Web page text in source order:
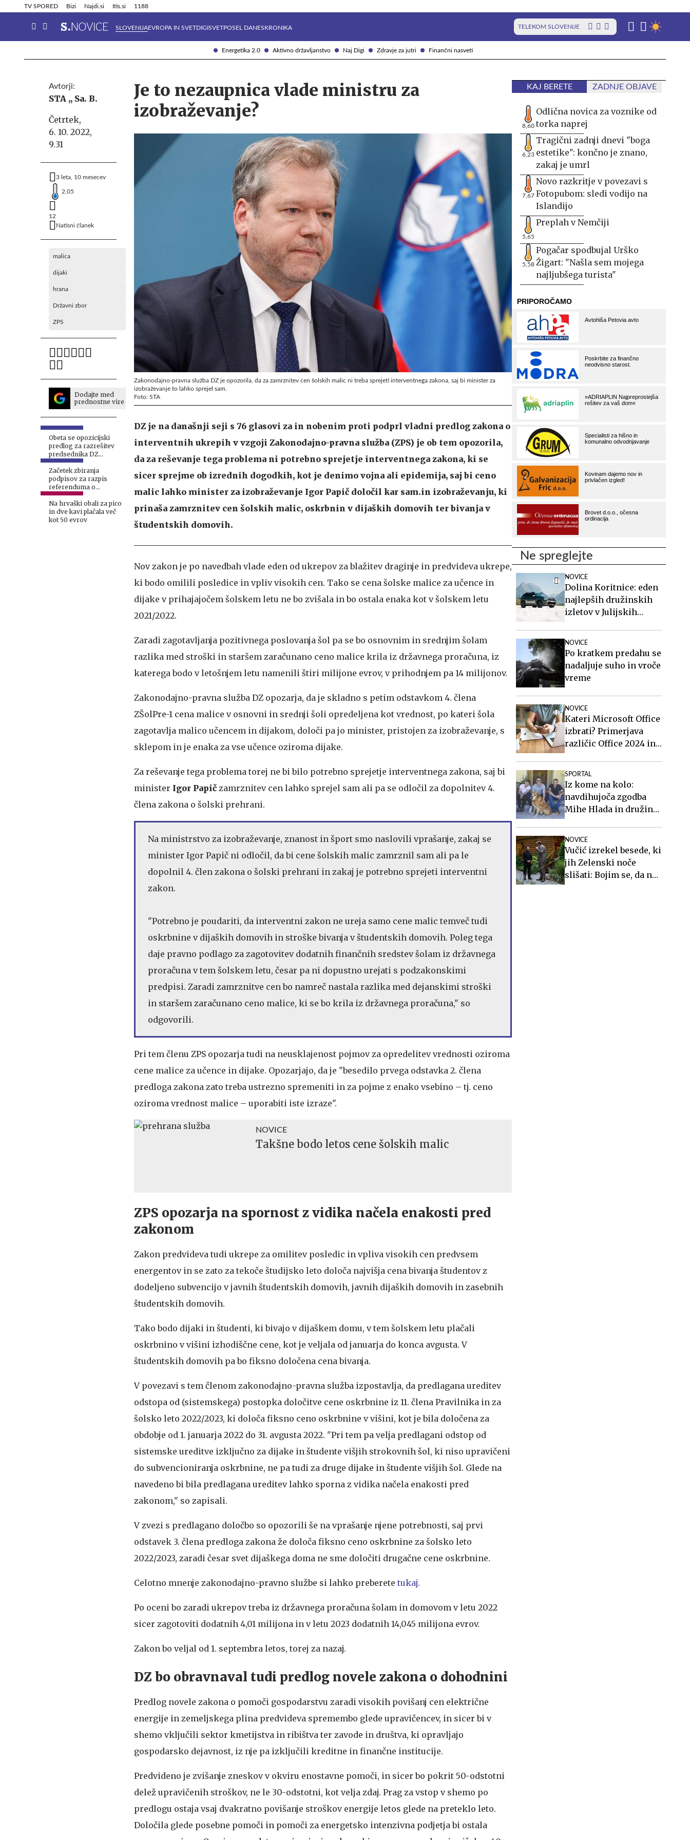
Energetika 2.0 Aktivno državljanstvo Naj Digi Zdravje za jutri Finančni nasveti
TV SPORED Bizi Najdi.si Itis.si 1188
SLOVENIJAEVROPA IN SVETDIGISVETPOSEL DANESKRONIKA TELEKOM SLOVENIJE
Info in obvestila Tehnik
Avtorji:
STA ,, Sa. B.
Četrtek,
6. 10. 2022,
9.31
3 leta, 10 mesecev
2,05
12
Natisni članek
malica
dijaki
hrana
Državni zbor
ZPS
Dodajte med
prednostne vire
Obeta se opozicijski
predlog za razrešitev
predsednika DZ
Stevanovića
Začetek zbiranja
podpisov za razpis
referenduma o
interventnem zakonu 1.
septembra
Na hrvaški obali za pico
in dve kavi plačala več
kot 50 evrov
Je to nezaupnica vlade ministru za
izobraževanje?
Zakonodajno-pravna služba DZ je opozorila, da za zamrznitev cen šolskih malic ni treba sprejeti interventnega zakona, saj bi minister za
izobraževanje to lahko sprejel sam.
Foto: STA
DZ je na današnji seji s 76 glasovi za in nobenim proti podprl vladni predlog zakona o
interventnih ukrepih v vzgoji Zakonodajno-pravna služba (ZPS) je ob tem opozorila,
da za reševanje tega problema ni potrebno sprejetje interventnega zakona, ki se
sicer sprejme ob izrednih dogodkih, kot je denimo vojna ali epidemija, saj bi ceno
malic lahko minister za izobraževanje Igor Papič določil kar sam.in izobraževanju, ki
prinaša zamrznitev cen šolskih malic, oskrbnin v dijaških domovih ter bivanja v
študentskih domovih.
Nov zakon je po navedbah vlade eden od ukrepov za blažitev draginje in predvideva ukrepe,
ki bodo omilili posledice in vpliv visokih cen. Tako se cena šolske malice za učence in
dijake v prihajajočem šolskem letu ne bo zvišala in bo ostala enaka kot v šolskem letu
2021/2022.
Zaradi zagotavljanja pozitivnega poslovanja šol pa se bo osnovnim in srednjim šolam
razlika med stroški in staršem zaračunano ceno malice krila iz državnega proračuna, iz
katerega bodo v letošnjem letu namenili štiri milijone evrov, v prihodnjem pa 14 milijonov.
Zakonodajno-pravna služba DZ opozarja, da je skladno s petim odstavkom 4. člena
ZŠolPre-1 cena malice v osnovni in srednji šoli opredeljena kot vrednost, po kateri šola
zagotavlja malico učencem in dijakom, določi pa jo minister, pristojen za izobraževanje, s
sklepom in je enaka za vse učence oziroma dijake.
Za reševanje tega problema torej ne bi bilo potrebno sprejetje interventnega zakona, saj bi
minister Igor Papič zamrznitev cen lahko sprejel sam ali pa se odločil za dopolnitev 4.
člena zakona o šolski prehrani.
Na ministrstvo za izobraževanje, znanost in šport smo naslovili vprašanje, zakaj se
minister Igor Papič ni odločil, da bi cene šolskih malic zamrznil sam ali pa le
dopolnil 4. člen zakona o šolski prehrani in zakaj je potrebno sprejeti interventni
zakon.
"Potrebno je poudariti, da interventni zakon ne ureja samo cene malic temveč tudi
oskrbnine v dijaških domovih in stroške bivanja v študentskih domovih. Poleg tega
daje pravno podlago za zagotovitev dodatnih finančnih sredstev šolam iz državnega
proračuna v tem šolskem letu, česar pa ni dopustno urejati s podzakonskimi
predpisi. Zaradi zamrznitve cen bo namreč nastala razlika med dejanskimi stroški
in staršem zaračunano ceno malice, ki se bo krila iz državnega proračuna," so
odgovorili.
Pri tem členu ZPS opozarja tudi na neusklajenost pojmov za opredelitev vrednosti oziroma
cene malice za učence in dijake. Opozarjajo, da je "besedilo prvega odstavka 2. člena
predloga zakona zato treba ustrezno spremeniti in za pojme z enako vsebino – tj. ceno
oziroma vrednost malice – uporabiti iste izraze".
NOVICE
Takšne bodo letos cene šolskih malic
ZPS opozarja na spornost z vidika načela enakosti pred
zakonom
Zakon predvideva tudi ukrepe za omilitev posledic in vpliva visokih cen predvsem
energentov in se zato za tekoče študijsko leto določa najvišja cena bivanja študentov z
dodeljeno subvencijo v javnih študentskih domovih, javnih dijaških domovih in zasebnih
študentskih domovih.
Tako bodo dijaki in študenti, ki bivajo v dijaškem domu, v tem šolskem letu plačali
oskrbnino v višini izhodiščne cene, kot je veljala od januarja do konca avgusta. V
študentskih domovih pa bo fiksno določena cena bivanja.
V povezavi s tem členom zakonodajno-pravna služba izpostavlja, da predlagana ureditev
odstopa od (sistemskega) postopka določitve cene oskrbnine iz 11. člena Pravilnika in za
šolsko leto 2022/2023, ki določa fiksno ceno oskrbnine v višini, kot je bila določena za
obdobje od 1. januarja 2022 do 31. avgusta 2022. "Pri tem pa velja predlagani odstop od
sistemske ureditve izključno za dijake in študente višjih strokovnih šol, ki niso upravičeni
do subvencioniranja oskrbnine, ne pa tudi za druge dijake in študente višjih šol. Glede na
navedeno bi bila predlagana ureditev lahko sporna z vidika načela enakosti pred
zakonom," so zapisali.
V zvezi s predlagano določbo so opozorili še na vprašanje njene potrebnosti, saj prvi
odstavek 3. člena predloga zakona že določa fiksno ceno oskrbnine za šolsko leto
2022/2023, zaradi česar svet dijaškega doma ne sme določiti drugačne cene oskrbnine.
Celotno mnenje zakonodajno-pravno službe si lahko preberete tukaj.
Po oceni bo zaradi ukrepov treba iz državnega proračuna šolam in domovom v letu 2022
sicer zagotoviti dodatnih 4,01 milijona in v letu 2023 dodatnih 14,045 milijona evrov.
Zakon bo veljal od 1. septembra letos, torej za nazaj.
DZ bo obravnaval tudi predlog novele zakona o dohodnini
Predlog novele zakona o pomoči gospodarstvu zaradi visokih povišanj cen električne
energije in zemeljskega plina predvideva spremembo glede upravičencev, in sicer bi v
shemo vključili sektor kmetijstva in ribištva ter zavode in društva, ki opravljajo
gospodarsko dejavnost, iz nje pa izključili kreditne in finančne institucije.
Predvideno je zvišanje zneskov v okviru enostavne pomoči, in sicer bo pokrit 50-odstotni
delež upravičenih stroškov, ne le 30-odstotni, kot velja zdaj. Prag za vstop v shemo po
predlogu ostaja vsaj dvakratno povišanje stroškov energije letos glede na preteklo leto.
Določila glede posebne pomoči in pomoči za energetsko intenzivna podjetja bi ostala
KAJ BERETE ZADNJE OBJAVE
8,60
Odlična novica za voznike od
torka naprej
6,23
Tragični zadnji dnevi "boga
estetike": končno je znano,
zakaj je umrl
7,67
Novo razkritje v povezavi s
Fotopubom: sledi vodijo na
Islandijo
5,65
Preplah v Nemčiji
5,58
Pogačar spodbujal Urško
Žigart: "Našla sem mojega
najljubšega turista"
Ne spreglejte
NOVICE
Dolina Koritnice: eden
najlepših družinskih
izletov v Julijskih
NOVICE
Po kratkem predahu se
nadaljuje suho in vroče
vreme
NOVICE
Kateri Microsoft Office
izbrati? Primerjava
različic Office 2024 in
SPORTAL
Iz kome na kolo:
navdihujoča zgodba
Mihe Hlada in družine,
NOVICE
Vučić izrekel besede, ki
jih Zelenski noče
slišati: Bojim se, da nas